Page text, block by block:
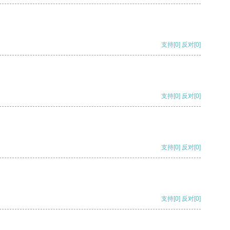
支持[0] 反对[0]
支持[0] 反对[0]
支持[0] 反对[0]
支持[0] 反对[0]